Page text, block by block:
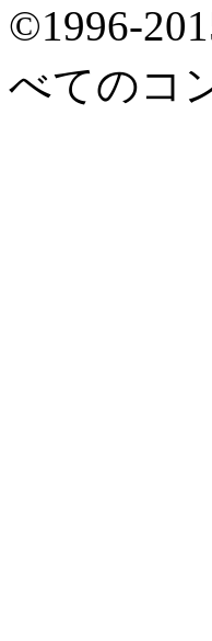
©1996-
べてのコ